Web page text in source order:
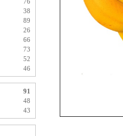
38
89
26
66
73
52
46
91
48
43